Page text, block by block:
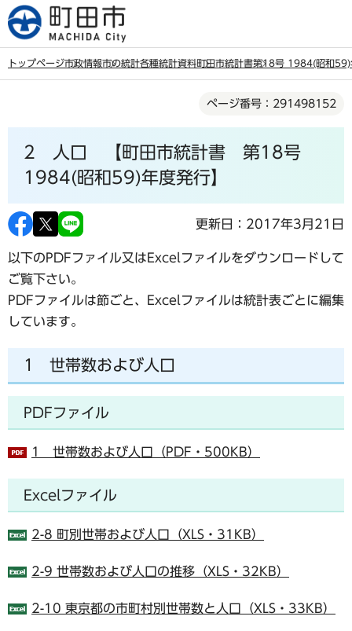
こ
の
トップページ市政情報市の統計各種統計資料町田市統計書第18号 1984(昭和59)
ページ番号：291498152
2 人口 【町田市統計書 第18号
1984(昭和59)年度発行】
更新日：2017年3月21日
以下のPDFファイル又はExcelファイルをダウンロードして
ご覧下さい。
PDFファイルは節ごと、Excelファイルは統計表ごとに編集
しています。
1 世帯数および人口
PDFファイル
1 世帯数および人口（PDF・500KB）
Excelファイル
2-8 町別世帯および人口（XLS・31KB）
2-9 世帯数および人口の推移（XLS・32KB）
2-10 東京都の市町村別世帯数と人口（XLS・33KB）